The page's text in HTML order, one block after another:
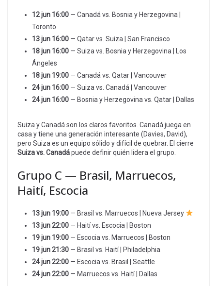
12 jun 16:00 — Canadá vs. Bosnia y Herzegovina |
Toronto
13 jun 16:00 — Qatar vs. Suiza | San Francisco
18 jun 16:00 — Suiza vs. Bosnia y Herzegovina | Los
Ángeles
18 jun 19:00 — Canadá vs. Qatar | Vancouver
24 jun 16:00 — Suiza vs. Canadá | Vancouver
24 jun 16:00 — Bosnia y Herzegovina vs. Qatar | Dallas
Suiza y Canadá son los claros favoritos. Canadá juega en
casa y tiene una generación interesante (Davies, David),
pero Suiza es un equipo sólido y difícil de quebrar. El cierre
Suiza vs. Canadápuede definir quién lidera el grupo.
Grupo C — Brasil, Marruecos,
Haití, Escocia
13 jun 19:00 — Brasil vs. Marruecos | Nueva Jersey
13 jun 22:00 — Haití vs. Escocia | Boston
19 jun 19:00 — Escocia vs. Marruecos | Boston
19 jun 21:30 — Brasil vs. Haití | Philadelphia
24 jun 22:00 — Escocia vs. Brasil | Seattle
24 jun 22:00 — Marruecos vs. Haití | Dallas